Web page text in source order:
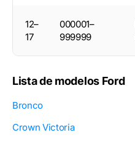
12–
17
000001–
999999
Lista de modelos Ford
Bronco
Crown Victoria